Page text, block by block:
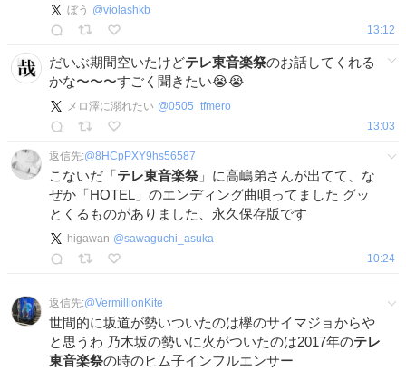
ぼう @violashkb
13:12
だいぶ期間空いたけどテレ東音楽祭のお話してくれる
かな〜〜〜すごく聞きたい😭😭
メロ澤に溺れたい @0505_tfmero
13:03
返信先:@8HCpPXY9hs56587
こないだ「テレ東音楽祭 」に高嶋弟さんが出てて、な
ぜか「HOTEL」のエンディング曲唄ってました グッ
とくるものがありました、永久保存版です
higawan @sawaguchi_asuka
10:24
返信先:@VermillionKite
世間的に坂道が勢いついたのは欅のサイマジョからや
と思うわ 乃木坂の勢いに火がついたのは2017年のテレ
東音楽祭の時のヒム子インフルエンサー